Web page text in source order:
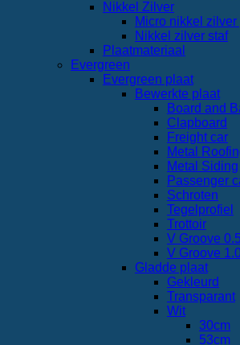
Nikkel Zilver
Micro nikkel zilver
Nikkel zilver staf
Plaatmateriaal
Evergreen
Evergreen plaat
Bewerkte plaat
Board and
Clapboard
Freight car
Metal
Metal Siding
Passenger
Schroten
Tegelprofiel
Trottoir
V Groove
V Groove
Gladde plaat
Gekleurd
Transparant
Wit
30cm
53cm